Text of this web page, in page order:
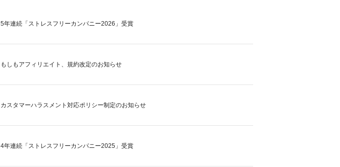
5年連続「ストレスフリーカンパニー2026」受賞
もしもアフィリエイト、規約改定のお知らせ
カスタマーハラスメント対応ポリシー制定のお知らせ
4年連続「ストレスフリーカンパニー2025」受賞